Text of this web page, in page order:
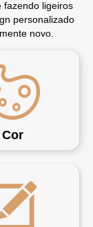
fazendo ligeiros
personalizado
novo.
Cor